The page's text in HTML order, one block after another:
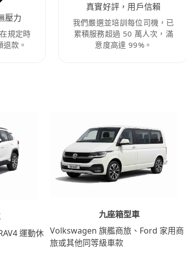
壓力
規定時
款。
真實好評，用戶信賴
我們嚴選並培訓每位司機，已
累積服務超過 50 萬人次，滿
意度高達 99%。
運動休
九座箱型車
Volkswagen 旗艦商旅、Ford 家用商
旅或其他同等級車款